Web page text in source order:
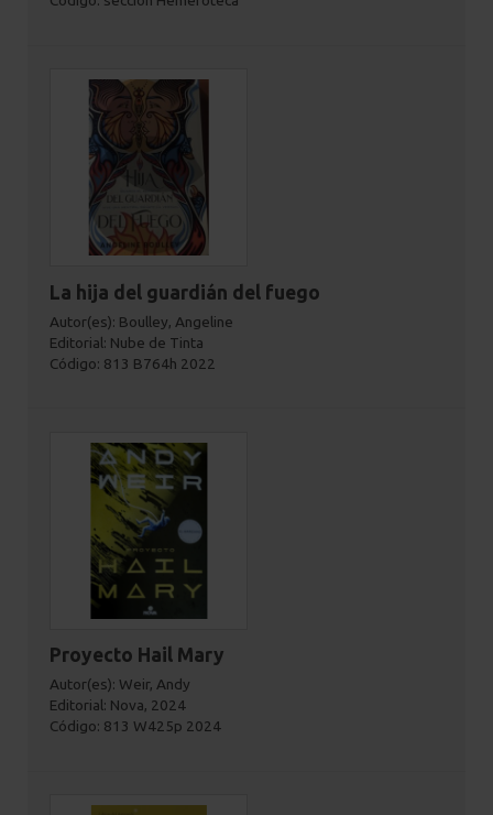
La hija del guardián del fuego
Autor(es): Boulley, Angeline
Editorial: Nube de Tinta
Código: 813 B764h 2022
Proyecto Hail Mary
Autor(es): Weir, Andy
Editorial: Nova, 2024
Código: 813 W425p 2024